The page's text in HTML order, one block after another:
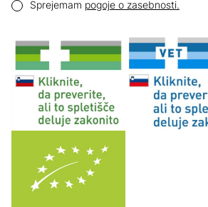
Pogoji zasebnosti
Sprejemam pogoje o zasebnosti.